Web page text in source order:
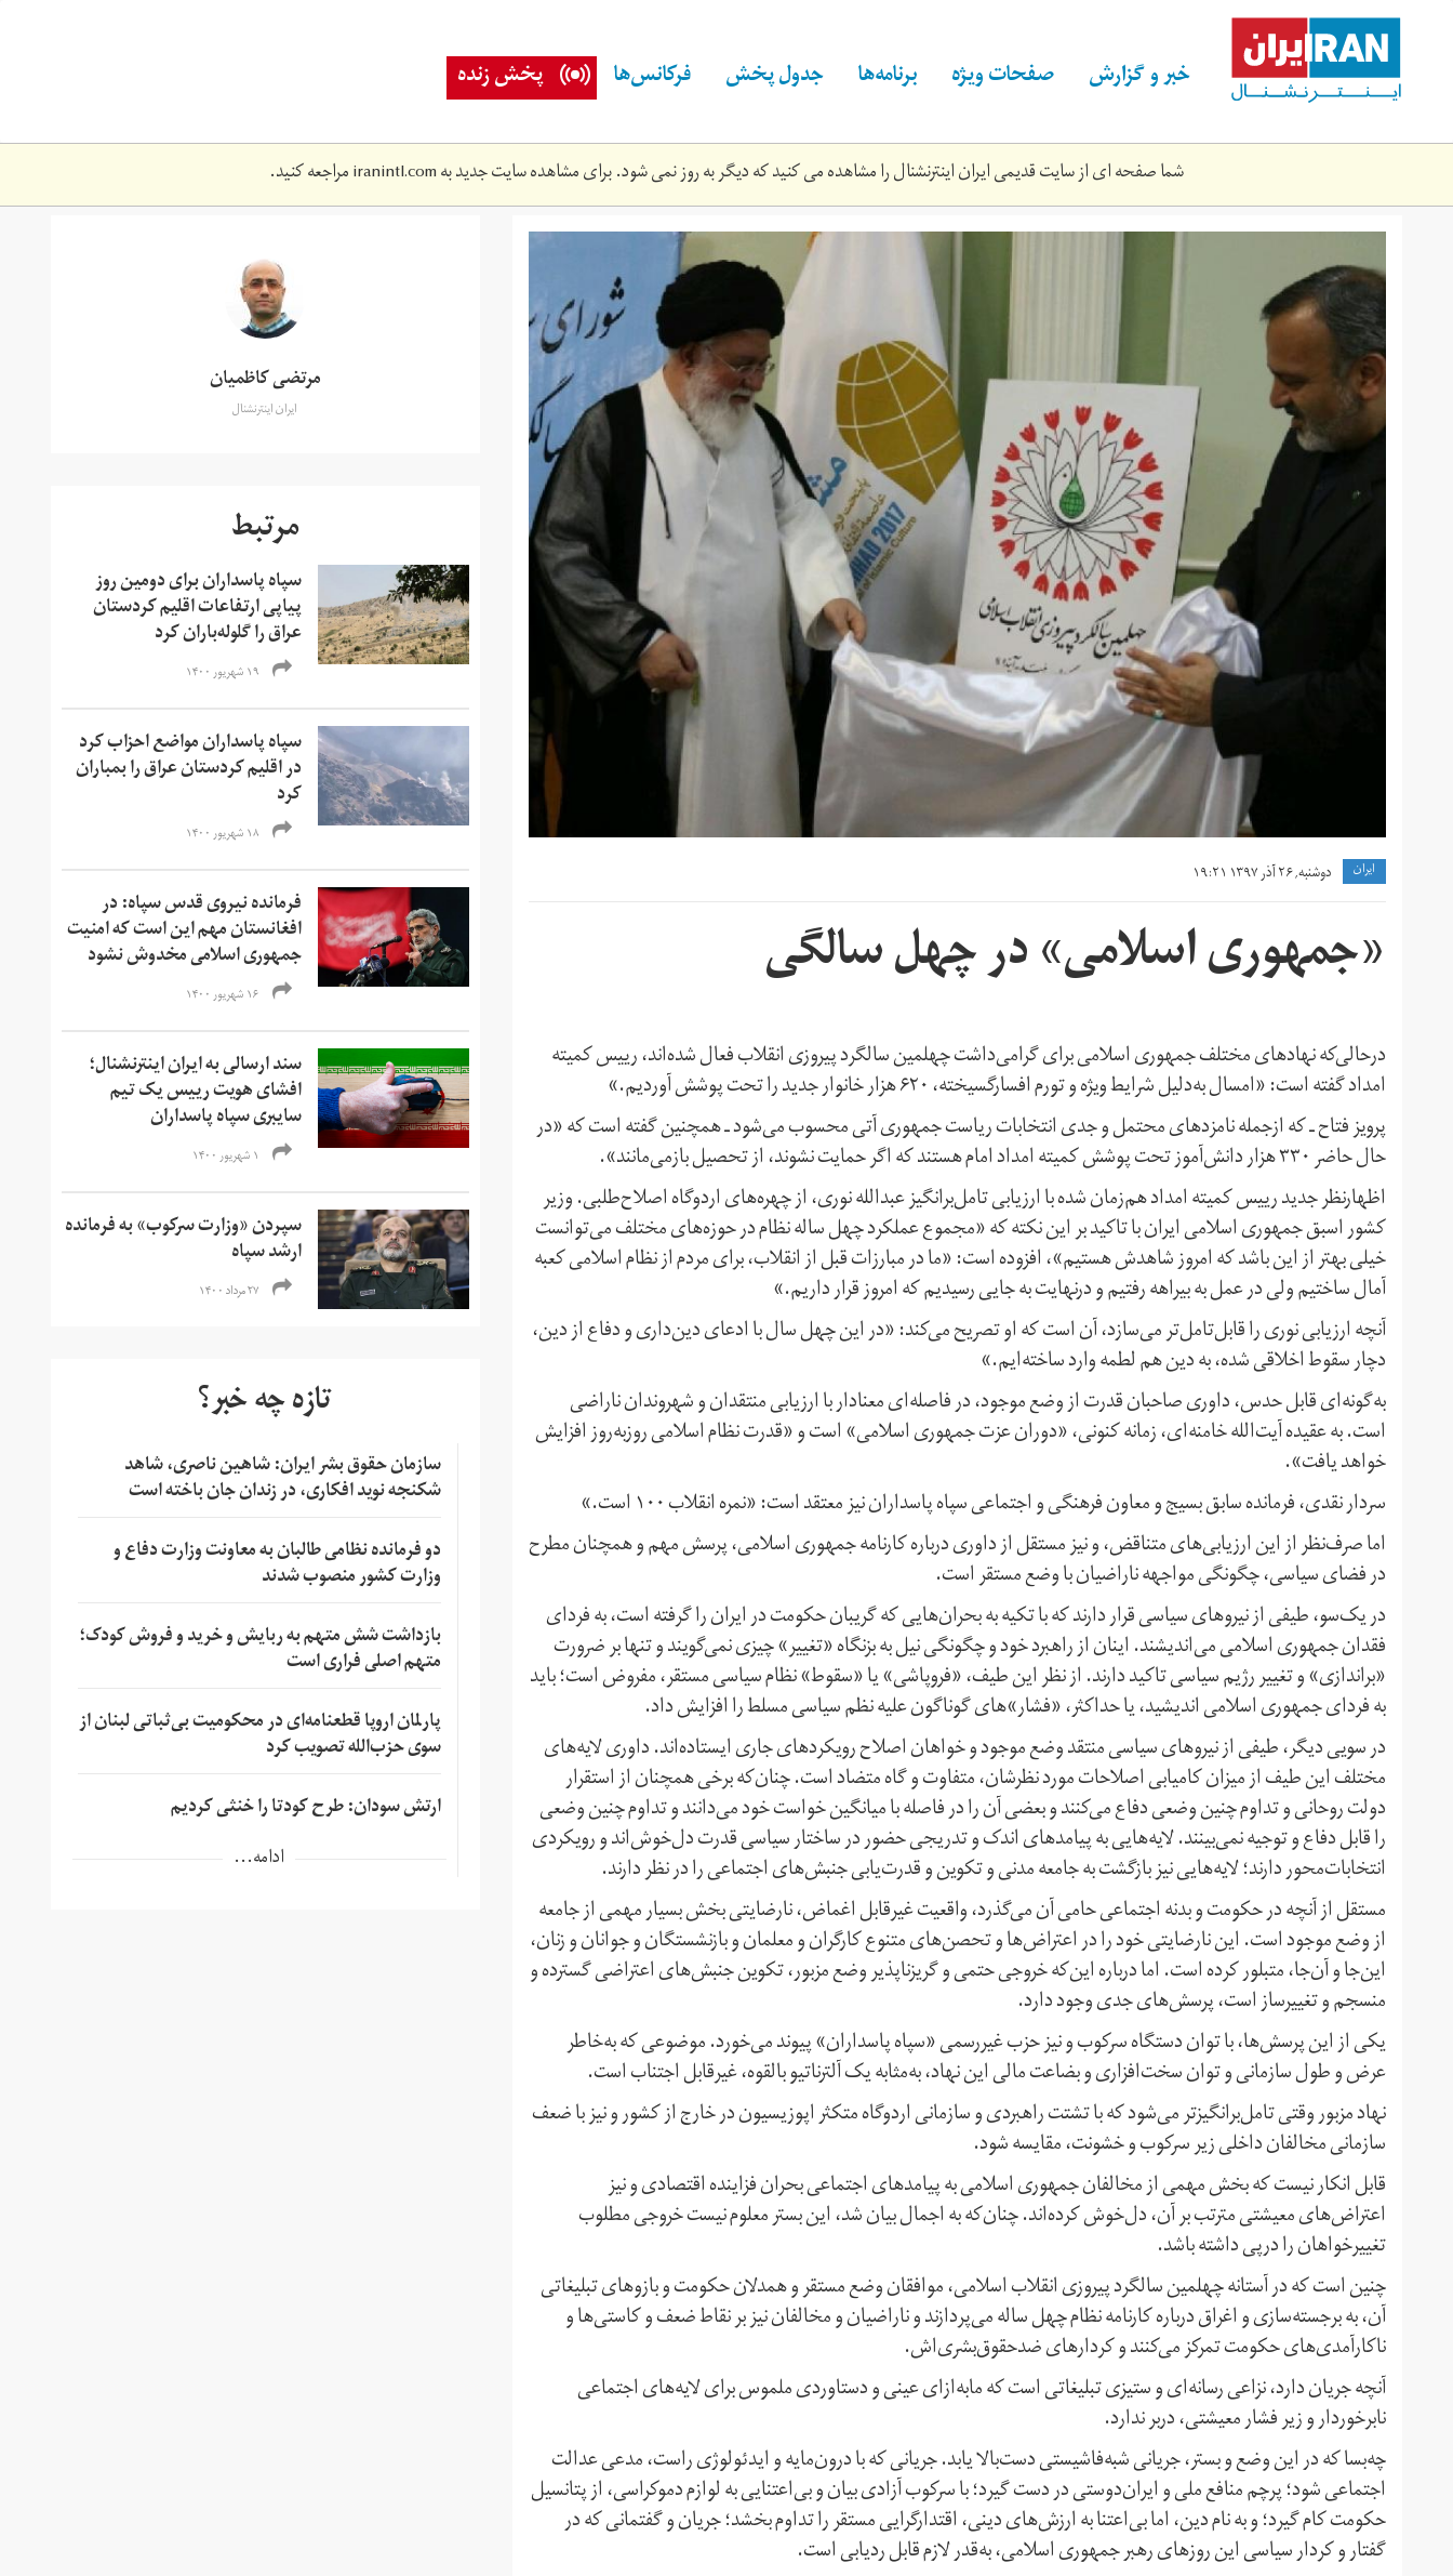
content خبر و گزارش صفحات ویژه برنامه‌ها جدول پخش فرکانس‌ها پخش زنده
شما صفحه ای از سایت قدیمی ایران اینترنشنال را مشاهده می کنید که دیگر به روز نمی شود. برای مشاهده سایت جدید بهiranintl.comمراجعه کنید.
چهل
سالگی
جمهوری
اسلامی
ايران دوشنبه, ۲۶ آذر ۱۳۹۷ ۱۹:۲۱
«جمهوری اسلامی» در چهل سالگی
درحالی‌که نهادهای مختلف جمهوری اسلامی برای گرامی‌داشت چهلمین سالگرد پیروزی انقلاب فعال شده‌اند، رییس کمیته
امداد گفته است: «امسال به‌دلیل شرایط ویژه و تورم افسارگسیخته، ۶۲۰ هزار خانوار جدید را تحت پوشش آوردیم.»
پرویز فتاح ـ که ازجمله نامزدهای محتمل و جدی انتخابات ریاست جمهوری آتی محسوب می‌شود ـ همچنین گفته است که «در
حال حاضر ۳۳۰ هزار دانش‌آموز تحت پوشش کمیته امداد امام هستند که اگر حمایت نشوند، از تحصیل بازمی‌مانند».
اظهارنظر جدید رییس کمیته امداد هم‌زمان شده با ارزیابی تامل‌برانگیز عبدالله نوری، از چهره‌های اردوگاه اصلاح‌طلبی. وزیر
کشور اسبق جمهوری اسلامی ایران با تاکید بر این نکته که «مجموع عملکرد چهل ساله ‏نظام در حوزه‌های مختلف می‌توانست
خیلی بهتر ‏از این باشد که ‏امروز شاهدش هستیم»، افزوده است: «ما در مبارزات قبل از انقلاب، برای مردم از نظام اسلامی کعبه
آمال ساختیم ‌‏ولی در عمل به ‏بیراهه رفتیم و درنهایت به جایی رسیدیم که امروز قرار داریم.»
آنچه ارزیابی نوری را قابل‌تامل‌تر می‌سازد، آن است که او تصریح می‌کند: «در این چهل سال با ادعای دین‌داری و دفاع از دین،
دچار ‏سقوط ‌‏اخلاقی شده، به دین هم لطمه وارد ساخته‌ایم.»
به‌گونه‌ای قابل حدس، داوری صاحبان قدرت از وضع موجود، در فاصله‌ای معنادار با ارزیابی منتقدان و شهروندان ناراضی
است. به عقیده آیت‌الله خامنه‌ای، زمانه کنونی، «دوران عزت جمهوری اسلامی» است و «قدرت نظام اسلامی روزبه‌روز افزایش
خواهد یافت».
سردار نقدی، فرمانده سابق بسیج و معاون فرهنگی و اجتماعی سپاه پاسداران نیز معتقد است: «نمره انقلاب ۱۰۰ است.»
اما صرف‌نظر از این ارزیابی‌های متناقض، و نیز مستقل از داوری درباره کارنامه جمهوری اسلامی، پرسش مهم و همچنان مطرح
در فضای سیاسی، چگونگی مواجهه ناراضیان با وضع مستقر است.
در یک‌سو، طیفی از نیروهای سیاسی قرار دارند که با تکیه به بحران‌هایی که گریبان حکومت در ایران را گرفته است، به فردای
فقدان جمهوری اسلامی می‌اندیشند. اینان از راهبرد خود و چگونگی نیل به بزنگاه «تغییر» چیزی نمی‌گویند و تنها بر ضرورت
«براندازی» و تغییر رژیم سیاسی تاکید دارند. از نظر این طیف، «فروپاشی» یا «سقوط» نظام سیاسی مستقر، مفروض است؛ باید
به فردای جمهوری اسلامی اندیشید، یا حداکثر، «فشار»های گوناگون علیه نظم سیاسی مسلط را افزایش داد.
در سویی دیگر، طیفی از نیروهای سیاسی منتقد وضع موجود و خواهان اصلاح رویکردهای جاری ایستاده‌اند. داوری لایه‌های
مختلف این طیف از میزان کامیابی اصلاحات مورد نظرشان، متفاوت و گاه متضاد است. چنان‌که برخی همچنان از استقرار
دولت روحانی و تداوم چنین وضعی دفاع می‌کنند و بعضی آن‌ را در فاصله با میانگین خواست خود می‌دانند و تداوم چنین وضعی
را قابل دفاع و توجیه نمی‌بینند. لایه‌هایی به پیامدهای اندک و تدریجی حضور در ساختار سیاسی قدرت دل‌خوش‌اند و رویکردی
انتخابات‌محور دارند؛ لایه‌هایی نیز بازگشت به جامعه مدنی و تکوین و قدرت‌یابی جنبش‌های اجتماعی را در نظر دارند.
مستقل از آنچه در حکومت و بدنه اجتماعی حامی آن می‌گذرد، واقعیت غیرقابل اغماض، نارضایتی بخش بسیار مهمی از جامعه
از وضع موجود است. این نارضایتی خود را در اعتراض‌ها و تحصن‌های متنوع کارگران و معلمان و بازنشستگان و جوانان و زنان،
این‌جا و آن‌جا، متبلور کرده است. اما درباره این‌که خروجی حتمی و گریزناپذیر وضع مزبور، تکوین جنبش‌های اعتراضی گسترده و
منسجم و تغییرساز است، پرسش‌های جدی وجود دارد.
یکی از این پرسش‌ها، با توان دستگاه سرکوب و نیز حزب غیررسمی «سپاه پاسداران» پیوند می‌خورد. موضوعی که به‌خاطر
عرض و طول سازمانی و توان سخت‌افزاری و بضاعت مالی این نهاد، به‌مثابه یک آلترناتیو بالقوه، غیرقابل اجتناب است.
نهاد مزبور وقتی تامل‌برانگیزتر می‌شود که با تشتت راهبردی و سازمانی اردوگاه متکثر اپوزیسیون در خارج از کشور و نیز با ضعف
سازمانی مخالفان داخلی زیر سرکوب و خشونت، مقایسه شود.
قابل انکار نیست که بخش مهمی از مخالفان جمهوری اسلامی به پیامدهای اجتماعی بحران فزاینده اقتصادی و نیز
اعتراض‌های معیشتی مترتب بر آن، دل‌خوش کرده‌اند. چنان‌که به اجمال بیان شد، این بستر معلوم نیست خروجی مطلوب
تغییرخواهان را درپی داشته باشد.
چنین است که در آستانه چهلمین سالگرد پیروزی انقلاب اسلامی، موافقان وضع مستقر و همدلان حکومت و بازوهای تبلیغاتی
آن، به برجسته‌سازی و اغراق درباره کارنامه نظام چهل ساله می‌پردازند و ناراضیان و مخالفان نیز بر نقاط ضعف و کاستی‌ها و
ناکارآمدی‌های حکومت تمرکز می‌کنند و کردارهای ضد‌حقوق‌بشری‌اش.
آنچه جریان دارد، نزاعی رسانه‌ای و ستیزی تبلیغاتی است که مابه‌ازای عینی و دستاوردی ملموس برای لایه‌های اجتماعی
نابرخوردار و زیر فشار معیشتی، دربر ندارد.
چه‌بسا که در این وضع و بستر، جریانی شبه‌فاشیستی دست‌بالا یابد. جریانی که با درون‌مایه و ایدئولوژی راست، مدعی عدالت
اجتماعی شود؛ پرچم منافع ملی و ایران‌دوستی در دست گیرد؛ با سرکوب آزادی بیان و بی‌اعتنایی به لوازم دموکراسی، از پتانسیل
حکومت کام‌ گیرد؛ و به نام دین، اما بی‌اعتنا به ارزش‌های دینی، اقتدارگرایی مستقر را تداوم بخشد؛ جریان و گفتمانی که در
گفتار و کردار سیاسی این روزهای رهبر جمهوری اسلامی، به‌قدر لازم قابل ردیابی است.
مرتضی کاظمیان
ایران اینترنشنال
مرتبط
سپاه پاسداران برای دومین روز
پیاپی ارتفاعات اقلیم کردستان
عراق را گلوله‌باران کرد
۱۹ شهریور ۱۴۰۰
سپاه پاسداران مواضع احزاب کرد
در اقلیم کردستان عراق را بمباران
کرد
۱۸ شهریور ۱۴۰۰
فرمانده نیروی قدس سپاه: در
افغانستان مهم این است که امنیت
جمهوری اسلامی مخدوش نشود
۱۶ شهریور ۱۴۰۰
سند ارسالی به ایران اینترنشنال؛
افشای هویت رییس یک تیم
سایبری سپاه پاسداران
۱ شهریور ۱۴۰۰
سپردن «وزارت سرکوب» به فرمانده
ارشد سپاه
۲۷ مرداد ۱۴۰۰
تازه چه خبر؟
سازمان حقوق بشر ایران: شاهین ناصری، شاهد
شکنجه نوید افکاری، در زندان جان باخته است
دو فرمانده نظامی طالبان به معاونت وزارت دفاع و
وزارت کشور منصوب شدند
بازداشت شش متهم به ربایش و خرید و فروش کودک؛
متهم اصلی فراری است
پارلمان اروپا قطعنامه‌ای در محکومیت بی‌ثباتی لبنان از
سوی حزب‌الله تصویب کرد
ارتش سودان: طرح کودتا را خنثی کردیم
ادامه...